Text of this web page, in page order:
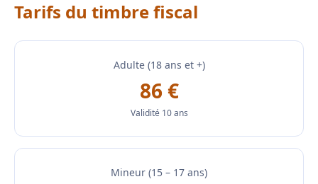
Tarifs du timbre fiscal
Adulte (18 ans et +)
86 €
Validité 10 ans
Mineur (15 – 17 ans)